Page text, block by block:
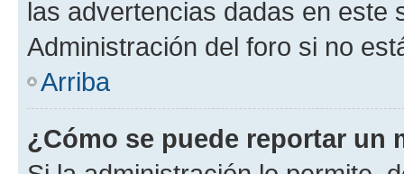
las advertencias dadas en este
Administración del foro si no
Arriba
¿Cómo se puede reportar un